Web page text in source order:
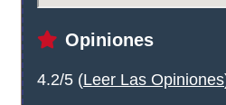
Opiniones
4.2/5 (Leer Las Opiniones